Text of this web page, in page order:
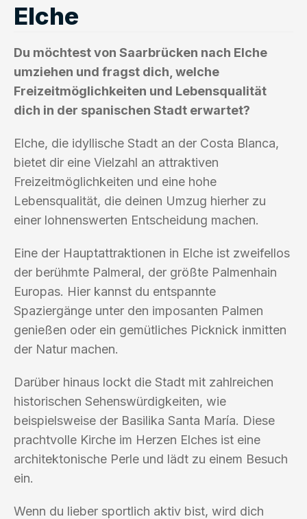
Elche
Du möchtest von Saarbrücken nach Elche
umziehen und fragst dich, welche
Freizeitmöglichkeiten und Lebensqualität
dich in der spanischen Stadt erwartet?
Elche, die idyllische Stadt an der Costa Blanca,
bietet dir eine Vielzahl an attraktiven
Freizeitmöglichkeiten und eine hohe
Lebensqualität, die deinen Umzug hierher zu
einer lohnenswerten Entscheidung machen.
Eine der Hauptattraktionen in Elche ist zweifellos
der berühmte Palmeral, der größte Palmenhain
Europas. Hier kannst du entspannte
Spaziergänge unter den imposanten Palmen
genießen oder ein gemütliches Picknick inmitten
der Natur machen.
Darüber hinaus lockt die Stadt mit zahlreichen
historischen Sehenswürdigkeiten, wie
beispielsweise der Basilika Santa María. Diese
prachtvolle Kirche im Herzen Elches ist eine
architektonische Perle und lädt zu einem Besuch
ein.
Wenn du lieber sportlich aktiv bist, wird dich